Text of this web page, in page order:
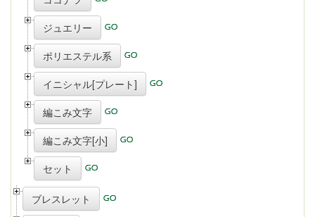
ジュエリー
ポリエステル系
イニシャル[プレート]
編こみ文字
編こみ文字[小]
セット
ブレスレット